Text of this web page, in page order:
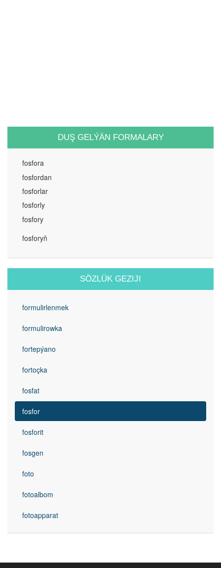
DUŞ GELÝÄN FORMALARY
fosfora
fosfordan
fosforlar
fosforly
fosfory
fosforyň
SÖZLÜK GEZIJI
formulirlenmek
formulirowka
fortepýano
fortoçka
fosfat
fosfor
fosforit
fosgen
foto
fotoalbom
fotoapparat